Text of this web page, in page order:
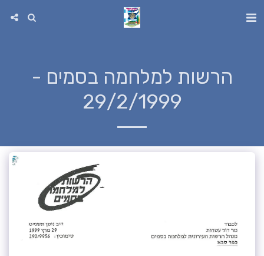
הרשות למלחמה בסמים -
29/2/1999